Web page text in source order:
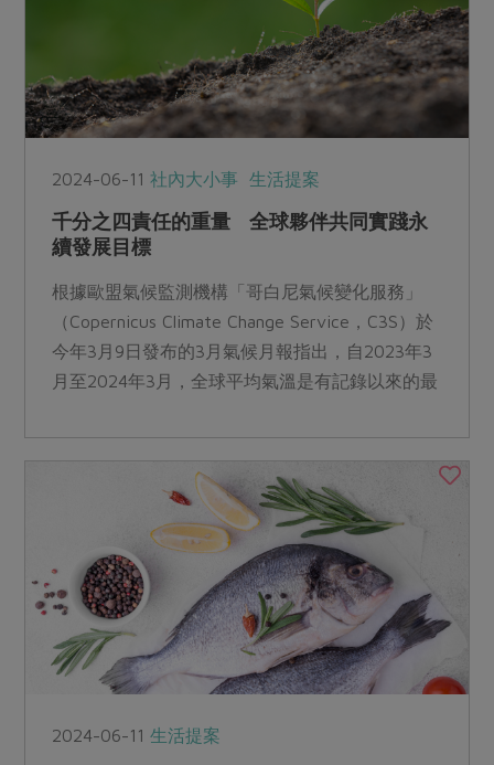
2024-06-11社內大小事 生活提案
千分之四責任的重量 全球夥伴共同實踐永
續發展目標
根據歐盟氣候監測機構「哥白尼氣候變化服務」
（Copernicus Climate Change Service，C3S）於
今年3月9日發布的3月氣候月報指出，自2023年3
月至2024年3月，全球平均氣溫是有記錄以來的最
新高。
2024-06-11生活提案